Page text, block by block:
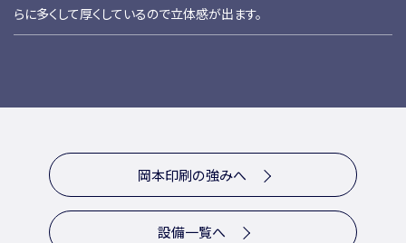
らに多くして厚くしているので立体感が出ます。
岡本印刷の強みへ
設備一覧へ